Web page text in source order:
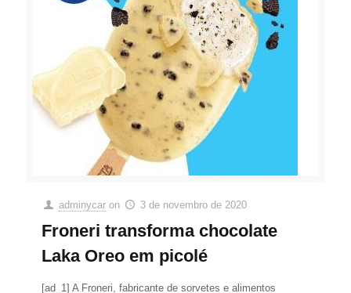
adminycar on 3 de novembro de 2020
Froneri transforma chocolate
Laka Oreo em picolé
[ad_1] A Froneri, fabricante de sorvetes e alimentos